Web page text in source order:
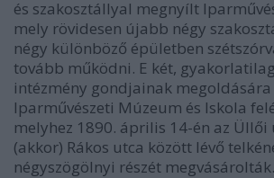
és szakosztállyal megnyílt
mely rövidesen újabb négy
négy különböző épületben
tovább működni. E két,
intézmény gondjainak
Iparművészeti Múzeum és Iskola
melyhez 1890. április 14-én az Üllői
(akkor) Rákos utca között lévő
négyszögölnyi részét